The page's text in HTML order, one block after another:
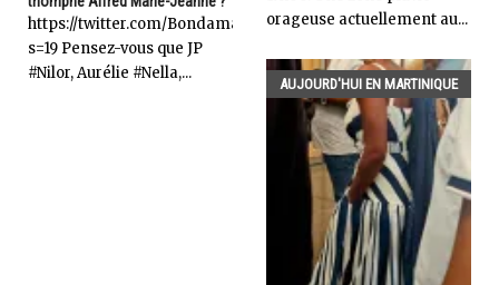
https://twitter.com/Bondamanjak/status/977986334664151041?
s=19 Pensez-vous que JP
#Nilor, Aurélie #Nella,...
orageuse actuellement au...
AUJOURD'HUI EN MARTINIQUE